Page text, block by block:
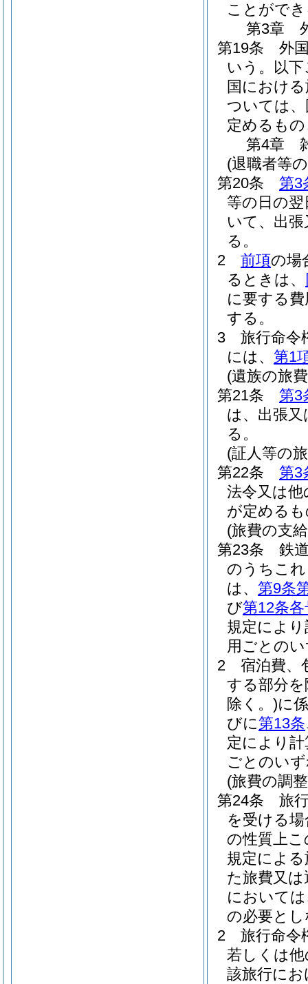
ことがで
第3章
第19条
外
いう。以
国におけ
ついては
定めるも
第4章
(退職者等
第20条
第3
等の日の
いて、出
る。
2
前項の場
るときは、
に要する
する。
3
旅行命令
には、 第1
(遺族の旅
第21条
第3
は、出張
る。
(証人等の
第22条
第3
法令又は
が定める
(旅費の支
第23条
鉄
のうちこ
は、 第9条
び第12条各
規定によ
用ごとの
2
宿泊費、
する部分
除く。)に
びに第13条
定により
ごとのい
(旅費の調
第24条
旅
を受ける
の性質上
規定によ
た旅費又
において
の必要と
2
旅行命令
若しくは
該旅行に